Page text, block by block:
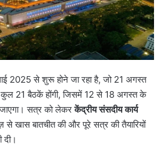
2025 से शुरू होने जा रहा है, जो 21 अगस्त
21 बैठकें होंगी, जिसमें 12 से 18 अगस्त के
जाएगा। सत्र को लेकरकेंद्रीय संसदीय कार्य
से खास बातचीत की और पूरे सत्र की तैयारियों